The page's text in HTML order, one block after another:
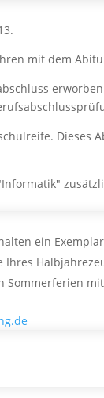
mit dem
ein
Ihres
Sommerferien